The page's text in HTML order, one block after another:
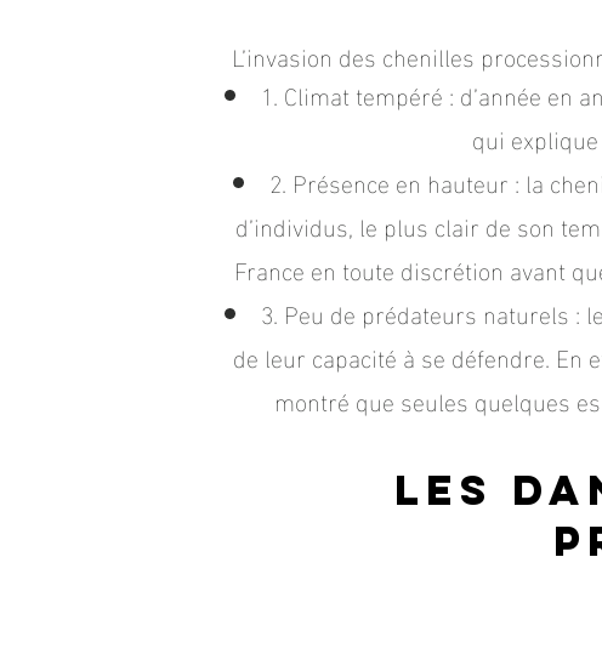
L’invasion des chenilles
1. Climat tempéré : d’année en
qui
2. Présence en hauteur : la
d’individus, le plus clair de son
France en toute discrétion avant
3. Peu de prédateurs naturels :
de leur capacité à se défendre. En
montré que seules quelques
Les